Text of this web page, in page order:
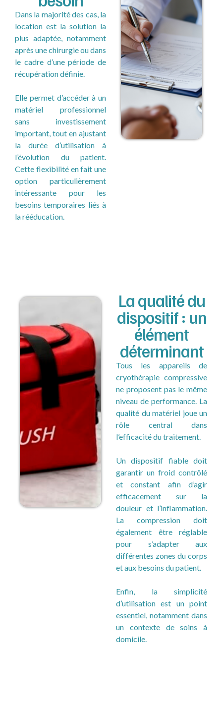
Dans la majorité des cas, la
location est la solution la
plus adaptée, notamment
après une chirurgie ou dans
le cadre d’une période de
récupération définie.
Elle permet d’accéder à un
matériel professionnel
sans investissement
important, tout en ajustant
la durée d’utilisation à
l’évolution du patient.
Cette flexibilité en fait une
option particulièrement
intéressante pour les
besoins temporaires liés à
la rééducation.
La qualité du
dispositif : un
élément
déterminant
Tous les appareils de
cryothérapie compressive
ne proposent pas le même
niveau de performance. La
qualité du matériel joue un
rôle central dans
l’efficacité du traitement.
Un dispositif fiable doit
garantir un froid contrôlé
et constant afin d’agir
efficacement sur la
douleur et l’inflammation.
La compression doit
également être réglable
pour s’adapter aux
différentes zones du corps
et aux besoins du patient.
Enfin, la simplicité
d’utilisation est un point
essentiel, notamment dans
un contexte de soins à
domicile.